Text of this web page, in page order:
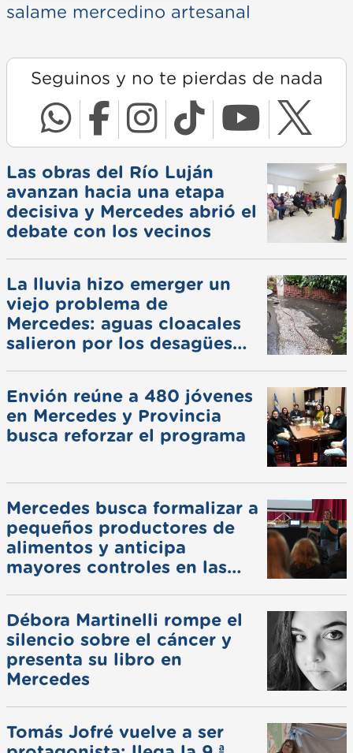
salame mercedino artesanal
Seguinos y no te pierdas de nada
Las obras del Río Luján
avanzan hacia una etapa
decisiva y Mercedes abrió el
debate con los vecinos
La lluvia hizo emerger un
viejo problema de
Mercedes: aguas cloacales
salieron por los desagües
Envión reúne a 480 jóvenes
en Mercedes y Provincia
busca reforzar el programa
Mercedes busca formalizar a
pequeños productores de
alimentos y anticipa
mayores controles en las
Débora Martinelli rompe el
silencio sobre el cáncer y
presenta su libro en
Mercedes
Tomás Jofré vuelve a ser